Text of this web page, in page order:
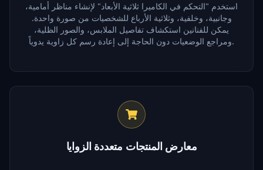
استخدم "التحكم في الكاميرا ثلاثية الأبعاد" لإنشاء مناظر أمامية،
وجانبية، وخلفية، وثلاثية الأرباع للشخصيات من صورة واحدة.
يمكن للفنانين استكشاف تفاصيل الملابس، والصور الظلية،
ومراجع الوضعيات دون الحاجة إلى إعادة رسم كل زاوية يدوياً.
معارض المنتجات متعددة الزوايا